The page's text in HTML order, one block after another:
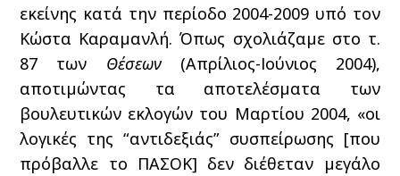
εκείνης κατά την περίοδο 2004-2009 υπό τον
Κώστα Καραμανλή. Όπως σχολιάζαμε στο τ.
87 των Θέσεων(Απρίλιος-Ιούνιος 2004),
αποτιμώντας τα αποτελέσματα των
βουλευτικών εκλογών του Μαρτίου 2004, «οι
λογικές της “αντιδεξιάς” συσπείρωσης [που
πρόβαλλε το ΠΑΣΟΚ] δεν διέθεταν μεγάλο